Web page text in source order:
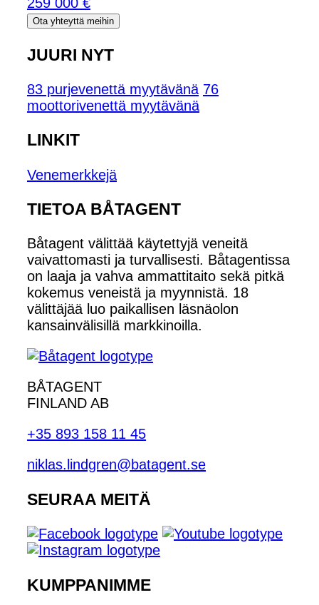
Ota yhteyttä meihin
JUURI NYT
83 purjevenettä myytävänä 76
moottorivenettä myytävänä
LINKIT
Venemerkkejä
TIETOA BÅTAGENT
Båtagent välittää käytettyjä veneitä
vaivattomasti ja turvallisesti. Båtagentissa
on laaja ja vahva ammattitaito sekä pitkä
kokemus veneistä ja myynnistä. 18
välittäjää luo paikallisen läsnäolon
kansainvälisillä markkinoilla.
BÅTAGENT
FINLAND AB
+35 893 158 11 45
niklas.lindgren@batagent.se
SEURAA MEITÄ
KUMPPANIMME